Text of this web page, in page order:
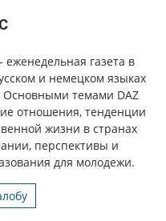
газета в
и немецком языках
Основными темами DAZ
отношения, тенденции
жизни в странах
перспективы и
для молодежи.